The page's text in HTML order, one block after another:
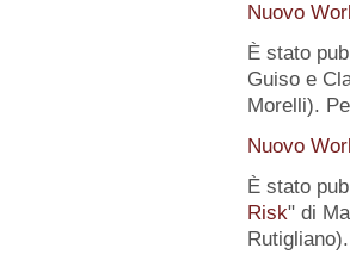
Nuovo
È stato
Guiso e
Morelli).
Nuovo
È stato
Risk" di